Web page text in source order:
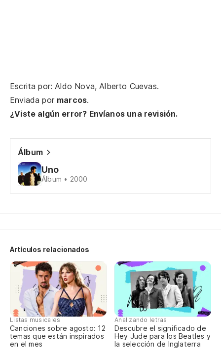
Escrita por: Aldo Nova, Alberto Cuevas.
Enviada por marcos.
¿Viste algún error? Envíanos una revisión.
Álbum
Uno
Álbum • 2000
Artículos relacionados
Listas musicales
Canciones sobre agosto: 12
temas que están inspirados
en el mes
Analizando letras
Descubre el significado de
Hey Jude para los Beatles y
la selección de Inglaterra